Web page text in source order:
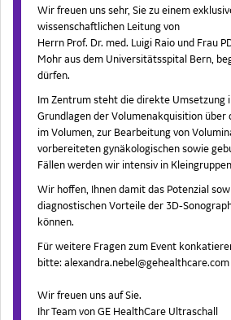
Wir freuen uns sehr, Sie zu einem
wissenschaftlichen Leitung von
Herrn Prof. Dr. med. Luigi Raio und Frau
Mohr aus dem Universitätsspital Bern,
dürfen.
Im Zentrum steht die direkte Umsetzung
Grundlagen der Volumenakquisition über
im Volumen, zur Bearbeitung von
vorbereiteten gynäkologischen sowie
Fällen werden wir intensiv in
Wir hoffen, Ihnen damit das Potenzial
diagnostischen Vorteile der
können.
Für weitere Fragen zum Event
bitte:alexandra.nebel@gehealthcare.com
Wir freuen uns auf Sie.
Ihr Team von GE HealthCare Ultraschall